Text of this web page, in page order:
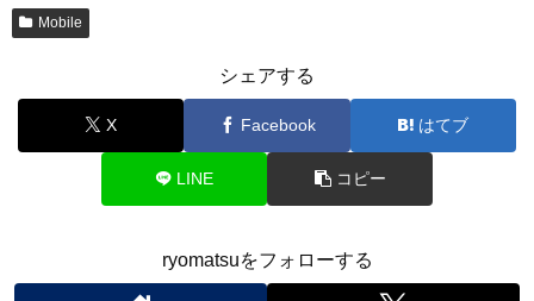
Mobile
シェアする
X Facebook はてブ
LINE コピー
ryomatsuをフォローする